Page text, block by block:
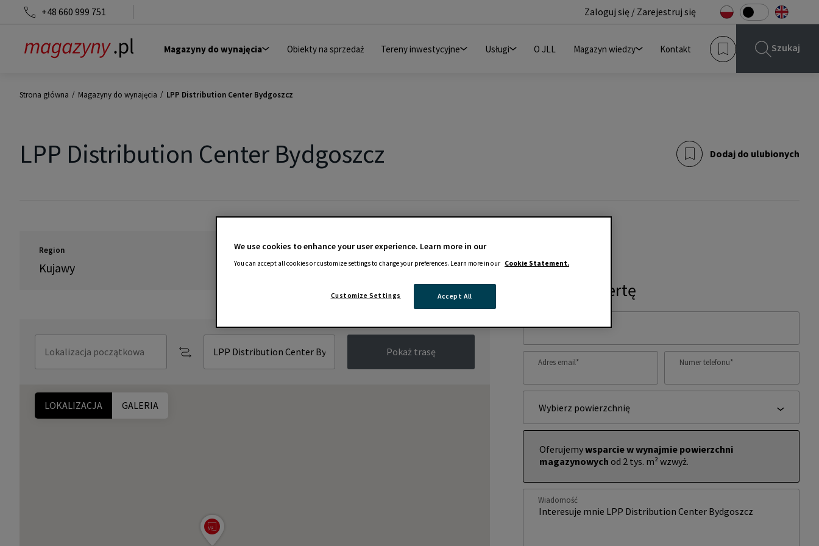
+48 660 999 751 Zaloguj się / Zarejestruj się
Magazyny do wynajęcia Obiekty na sprzedaż Tereny inwestycyjne Usługi O JLL Magazyn wiedzy Kontakt Szukaj
Strona główna / Magazyny do wynajęcia / LPP Distribution Center Bydgoszcz
LPP Distribution Center Bydgoszcz Dodaj do ulubionych
Region
Kujawy
LOKALIZACJA GALERIA
Pokaż trasę
Zapytaj o ofertę
Adres email* Numer telefonu*
Wybierz powierzchnię
Oferujemywsparcie w wynajmie powierzchni
magazynowych od 2 tys. m² wzwyż.
Wiadomość
We use cookies to enhance your user experience. Learn more in our
You can accept all cookies or customize settings to change your preferences. Learn more in our Cookie Statement.
Accept All
Customize Settings